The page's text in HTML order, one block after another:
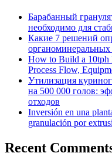
Барабанный
необходимо для
Какие 7 решений
How to Build a 10tph
Process Flow,
Утилизация
на 500 000 голов:
отходов
Inversión en una
granulación por
Recent